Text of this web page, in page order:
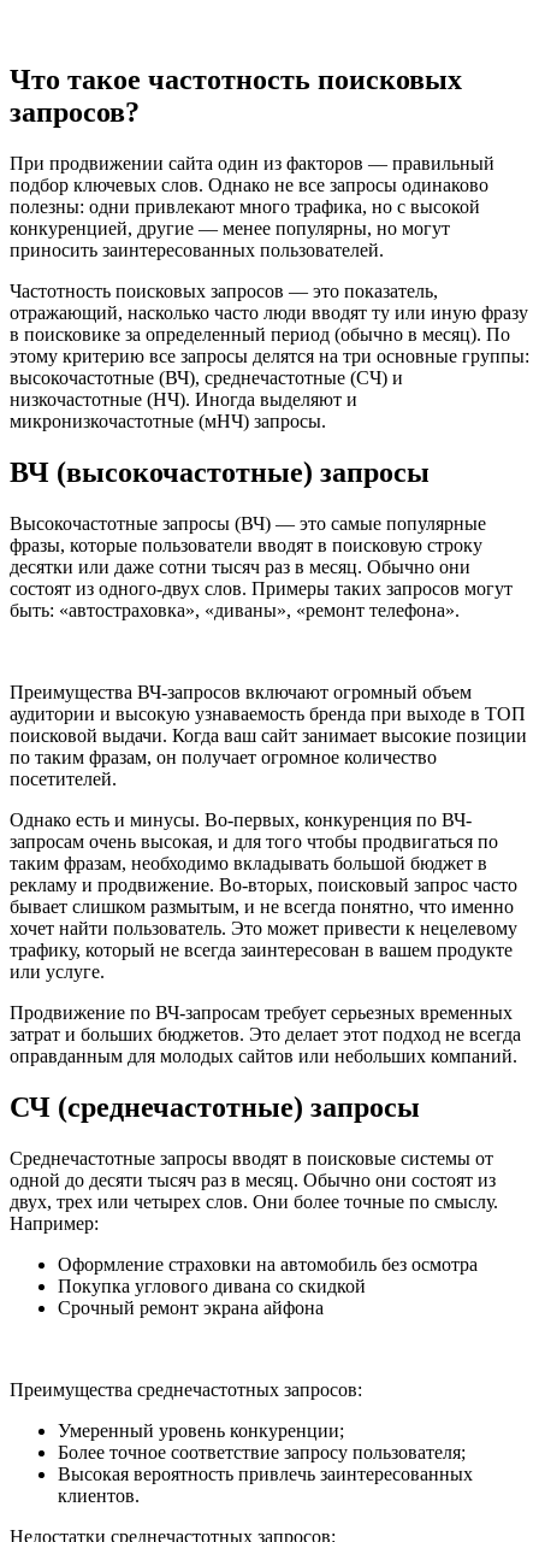
Что такое частотность поисковых
запросов?
При продвижении сайта один из факторов — правильный
подбор ключевых слов. Однако не все запросы одинаково
полезны: одни привлекают много трафика, но с высокой
конкуренцией, другие — менее популярны, но могут
приносить заинтересованных пользователей.
Частотность поисковых запросов — это показатель,
отражающий, насколько часто люди вводят ту или иную фразу
в поисковике за определенный период (обычно в месяц). По
этому критерию все запросы делятся на три основные группы:
высокочастотные (ВЧ), среднечастотные (СЧ) и
низкочастотные (НЧ). Иногда выделяют и
микронизкочастотные (мНЧ) запросы.
ВЧ (высокочастотные) запросы
Высокочастотные запросы (ВЧ) — это самые популярные
фразы, которые пользователи вводят в поисковую строку
десятки или даже сотни тысяч раз в месяц. Обычно они
состоят из одного-двух слов. Примеры таких запросов могут
быть: «автостраховка», «диваны», «ремонт телефона».
Преимущества ВЧ-запросов включают огромный объем
аудитории и высокую узнаваемость бренда при выходе в ТОП
поисковой выдачи. Когда ваш сайт занимает высокие позиции
по таким фразам, он получает огромное количество
посетителей.
Однако есть и минусы. Во-первых, конкуренция по ВЧ-
запросам очень высокая, и для того чтобы продвигаться по
таким фразам, необходимо вкладывать большой бюджет в
рекламу и продвижение. Во-вторых, поисковый запрос часто
бывает слишком размытым, и не всегда понятно, что именно
хочет найти пользователь. Это может привести к нецелевому
трафику, который не всегда заинтересован в вашем продукте
или услуге.
Продвижение по ВЧ-запросам требует серьезных временных
затрат и больших бюджетов. Это делает этот подход не всегда
оправданным для молодых сайтов или небольших компаний.
СЧ (среднечастотные) запросы
Среднечастотные запросы вводят в поисковые системы от
одной до десяти тысяч раз в месяц. Обычно они состоят из
двух, трех или четырех слов. Они более точные по смыслу.
Например:
Оформление страховки на автомобиль без осмотра
Покупка углового дивана со скидкой
Срочный ремонт экрана айфона
Преимущества среднечастотных запросов:
Умеренный уровень конкуренции;
Более точное соответствие запросу пользователя;
Высокая вероятность привлечь заинтересованных
клиентов.
Недостатки среднечастотных запросов: